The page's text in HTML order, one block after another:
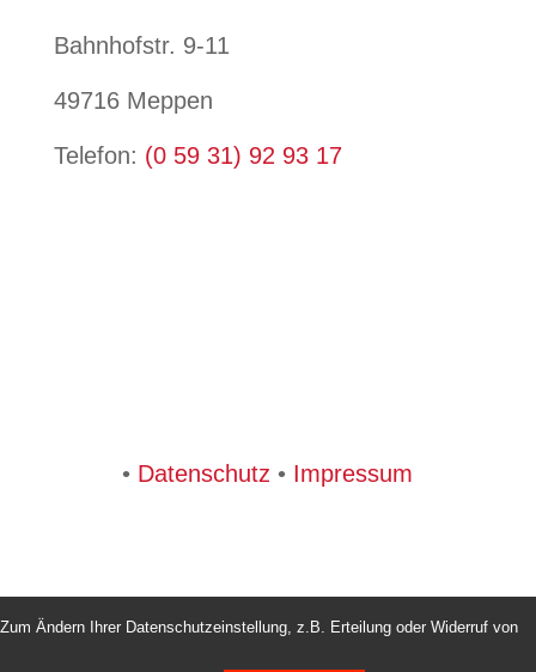
Bahnhofstr. 9-11
49716 Meppen
Telefon: (0 59 31) 92 93 17
• Datenschutz • Impressum
Zum Ändern Ihrer Datenschutzeinstellung, z.B. Erteilung oder Widerruf von